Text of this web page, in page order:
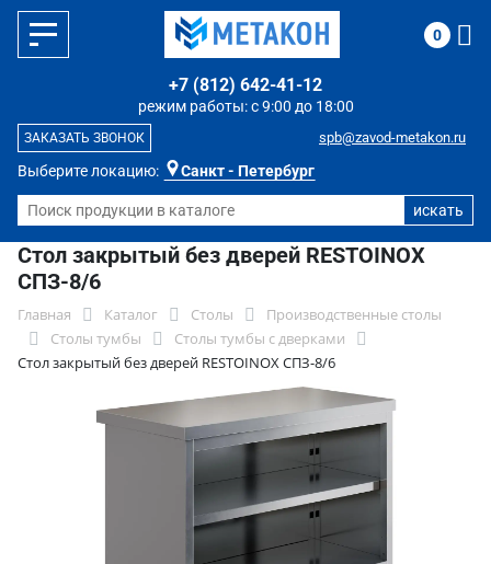
Выберите локацию: Санкт - Петербург
режим работы: с 9:00 до 18:00
+7 (812) 642-41-12
spb@zavod-metakon.ru
ЗАКАЗАТЬ ЗВОНОК
0
Стол закрытый без дверей RESTOINOX
СПЗ-8/6
Главная Каталог Столы
Производственные столы
Столы тумбы
Столы тумбы с дверками
Стол закрытый без дверей RESTOINOX СПЗ-8/6